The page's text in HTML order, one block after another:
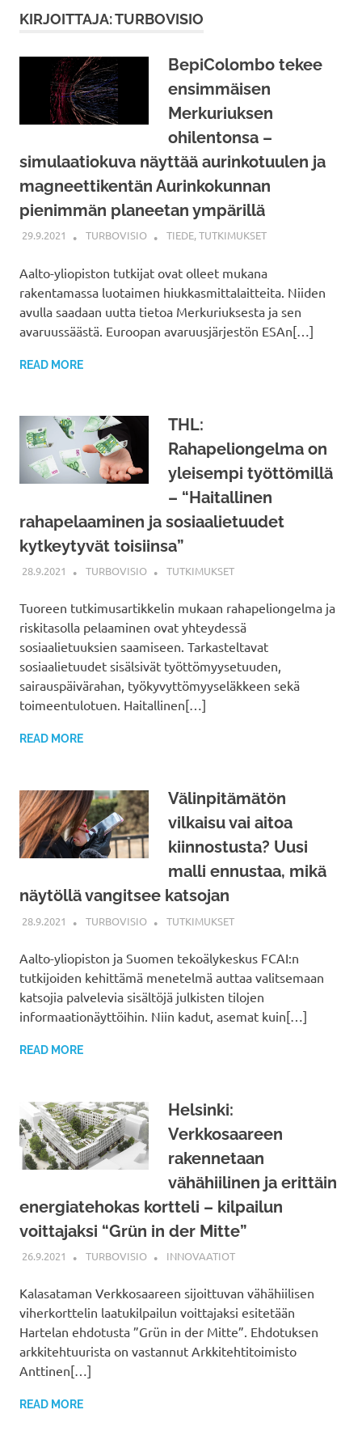
KIRJOITTAJA:TURBOVISIO
BepiColombo tekee
ensimmäisen
Merkuriuksen
ohilentonsa –
simulaatiokuva näyttää aurinkotuulen ja
magneettikentän Aurinkokunnan
pienimmän planeetan ympärillä
29.9.2021 TURBOVISIO TIEDE,TUTKIMUKSET
Aalto-yliopiston tutkijat ovat olleet mukana
rakentamassa luotaimen hiukkasmittalaitteita. Niiden
avulla saadaan uutta tietoa Merkuriuksesta ja sen
avaruussäästä. Euroopan avaruusjärjestön ESAn[…]
READ MORE
THL:
Rahapeliongelma on
yleisempi työttömillä
– “Haitallinen
rahapelaaminen ja sosiaalietuudet
kytkeytyvät toisiinsa”
28.9.2021 TURBOVISIO TUTKIMUKSET
Tuoreen tutkimusartikkelin mukaan rahapeliongelma ja
riskitasolla pelaaminen ovat yhteydessä
sosiaalietuuksien saamiseen. Tarkasteltavat
sosiaalietuudet sisälsivät työttömyysetuuden,
sairauspäivärahan, työkyvyttömyyseläkkeen sekä
toimeentulotuen. Haitallinen[…]
READ MORE
Välinpitämätön
vilkaisu vai aitoa
kiinnostusta? Uusi
malli ennustaa, mikä
näytöllä vangitsee katsojan
28.9.2021 TURBOVISIO TUTKIMUKSET
Aalto-yliopiston ja Suomen tekoälykeskus FCAI:n
tutkijoiden kehittämä menetelmä auttaa valitsemaan
katsojia palvelevia sisältöjä julkisten tilojen
informaationäyttöihin. Niin kadut, asemat kuin[…]
READ MORE
Helsinki:
Verkkosaareen
rakennetaan
vähähiilinen ja erittäin
energiatehokas kortteli – kilpailun
voittajaksi “Grün in der Mitte”
26.9.2021 TURBOVISIO INNOVAATIOT
Kalasataman Verkkosaareen sijoittuvan vähähiilisen
viherkorttelin laatukilpailun voittajaksi esitetään
Hartelan ehdotusta ”Grün in der Mitte”. Ehdotuksen
arkkitehtuurista on vastannut Arkkitehtitoimisto
Anttinen[…]
READ MORE